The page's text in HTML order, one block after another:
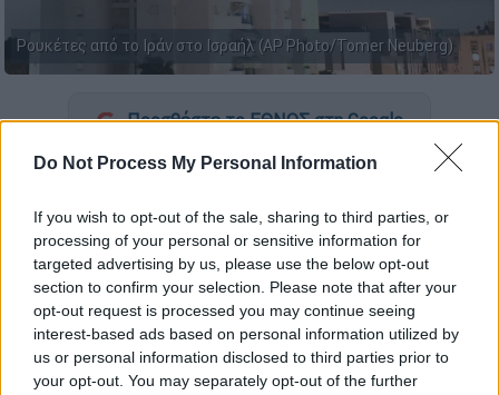
Do Not Process My Personal Information
If you wish to opt-out of the sale, sharing to third parties, or
processing of your personal or sensitive information for
targeted advertising by us, please use the below opt-out
section to confirm your selection. Please note that after your
opt-out request is processed you may continue seeing
interest-based ads based on personal information utilized by
us or personal information disclosed to third parties prior to
your opt-out. You may separately opt-out of the further
Ρουκέτες από το Ιράν στο Ισραήλ (AP Photo/Tomer Neuberg)
Προσθέστε το ΕΘΝΟΣ στη Google
Περισσότερες από 30 ρουκέτες στο βόρειο
Ισραήλ, εξαπέλυσε ηΧεζμπολάχαπό το
Λίβανο, όπως ανακοίνωσαν οι Ένοπλες
Δυνάμεις της χώρας.
ΔΙΑΒΑΣΤΕ ΕΠΙΣΗΣ
Κόσμος|06.08.2024 19:20